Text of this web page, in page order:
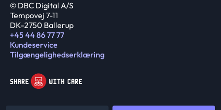
© DBC Digital A/S
Tempovej 7-11
DK-2750 Ballerup
+45 44 86 77 77
Kundeservice
Tilgængelighedserklæring